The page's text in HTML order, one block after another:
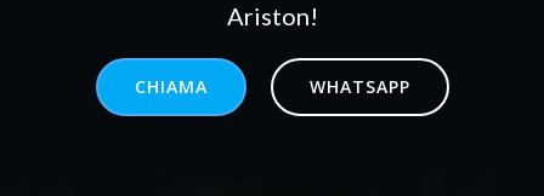
Ariston!
CHIAMA WHATSAPP